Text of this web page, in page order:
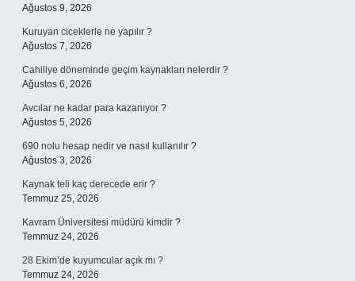
Ağustos 9, 2026
Kuruyan ciceklerle ne yapılır ?
Ağustos 7, 2026
Cahiliye döneminde geçim kaynakları nelerdir ?
Ağustos 6, 2026
Avcılar ne kadar para kazanıyor ?
Ağustos 5, 2026
690 nolu hesap nedir ve nasıl kullanılır ?
Ağustos 3, 2026
Kaynak teli kaç derecede erir ?
Temmuz 25, 2026
Kavram Üniversitesi müdürü kimdir ?
Temmuz 24, 2026
28 Ekim’de kuyumcular açık mı ?
Temmuz 24, 2026